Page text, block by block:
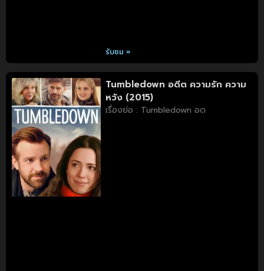
รับชม »
Tumbledown อดีต ความรัก ความ
หวัง (2015)
เรื่องย่อ : Tumbledown อด